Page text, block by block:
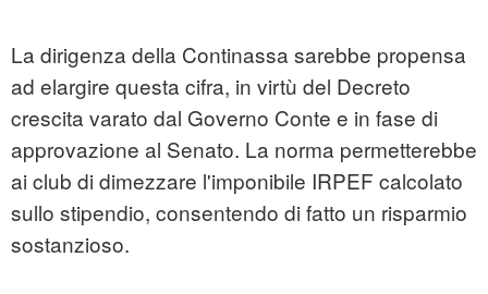
La dirigenza della Continassa sarebbe propensa
ad elargire questa cifra, in virtù del Decreto
crescita varato dal Governo Conte e in fase di
approvazione al Senato. La norma permetterebbe
ai club di dimezzare l'imponibile IRPEF calcolato
sullo stipendio, consentendo di fatto un risparmio
sostanzioso.